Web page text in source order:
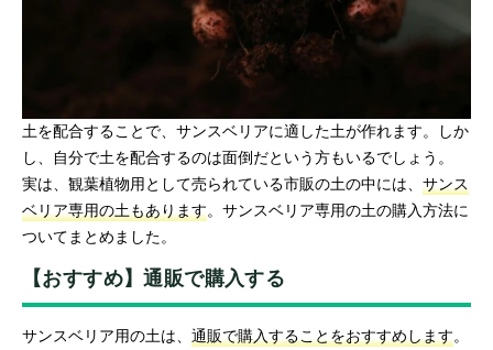
土を配合することで、サンスベリアに適した土が作れます。しか
し、自分で土を配合するのは面倒だという方もいるでしょう。
実は、観葉植物用として売られている市販の土の中には、 サンス
ベリア専用の土もあります。サンスベリア専用の土の購入方法に
ついてまとめました。
【おすすめ】通販で購入する
サンスベリア用の土は、 通販で購入することをおすすめします。